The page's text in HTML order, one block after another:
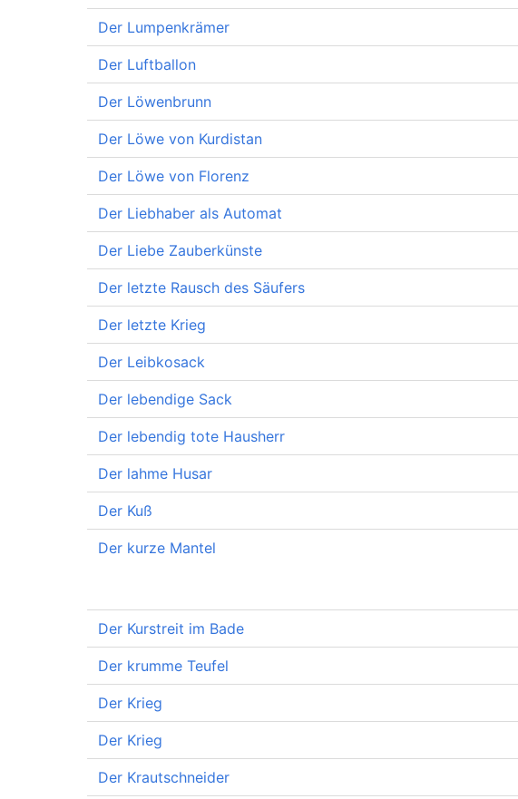
Der Lumpenkrämer
Der Luftballon
Der Löwenbrunn
Der Löwe von Kurdistan
Der Löwe von Florenz
Der Liebhaber als Automat
Der Liebe Zauberkünste
Der letzte Rausch des Säufers
Der letzte Krieg
Der Leibkosack
Der lebendige Sack
Der lebendig tote Hausherr
Der lahme Husar
Der Kuß
Der kurze Mantel
Der Kurstreit im Bade
Der krumme Teufel
Der Krieg
Der Krieg
Der Krautschneider